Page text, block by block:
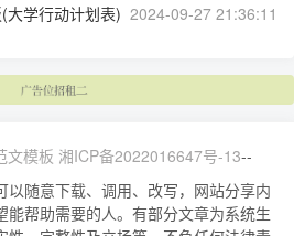
大学行动计划表) 2024-09-27 21:36:11
文模板 湘ICP备2022016647号-13--
以随意下载、调用、改写，网站分享内
能帮助需要的人。有部分文章为系统生